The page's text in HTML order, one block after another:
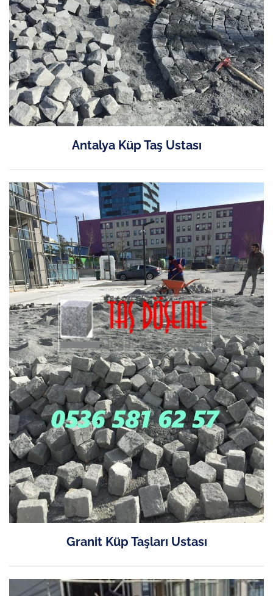
Antalya Küp Taş Ustası
Granit Küp Taşları Ustası